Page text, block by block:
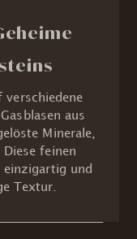
verschiedene
aus
Minerale,
feinen
einzigartig und
Textur.